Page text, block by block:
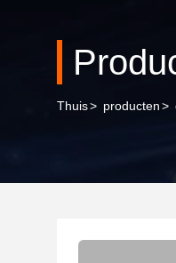
Thuis> producten>